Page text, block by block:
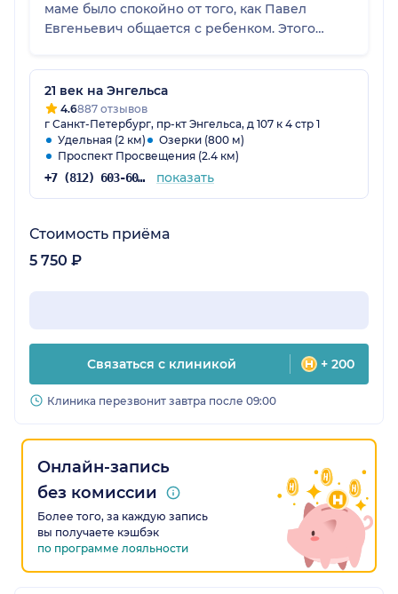
маме было спокойно от того, как Павел
Евгеньевич общается с ребенком. Этого
посоветовала другим пациентам.
21 век на Энгельса
4.6887 отзывов
г Санкт-Петербург, пр-кт Энгельса, д 107 к 4 стр 1
Удельная (2 км)
Озерки (800 м)
Проспект Просвещения (2.4 км)
+7 (812) 603-60-42 показать
Стоимость приёма
5 750 ₽
Связаться с клиникой + 200
Клиника перезвонит завтра после 09:00
Онлайн-запись
без комиссии
Более того, за каждую запись
вы получаете кэшбэк
по программе лояльности